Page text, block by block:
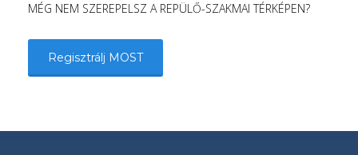
MÉG NEM SZEREPELSZ A REPÜLŐ-SZAKMAI TÉRKÉPEN?
Regisztrálj MOST